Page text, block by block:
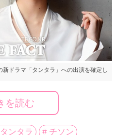
ドラマ「タンタラ」への出演を確定し
1988」を通じて女優として
を読む
ンタラ # チソン